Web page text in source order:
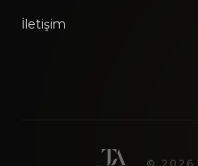
İletişim
© 2026